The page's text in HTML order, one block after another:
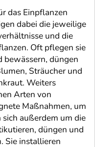
das Einpflanzen
dabei die jeweilige
und die
Oft pflegen sie
bewässern, düngen
Sträucher und
Weiters
Arten von
Maßnahmen, um
außerdem um die
düngen und
Sie installieren